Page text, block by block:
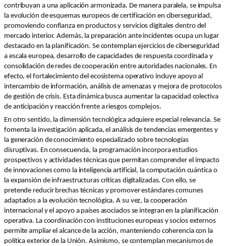
contribuyan a una aplicación armonizada. De manera paralela, se impulsa
la evolución de esquemas europeos de certificación en ciberseguridad,
promoviendo confianza en productos y servicios digitales dentro del
mercado interior. Además, la preparación ante incidentes ocupa un lugar
destacado en la planificación. Se contemplan ejercicios de ciberseguridad
a escala europea, desarrollo de capacidades de respuesta coordinada y
consolidación de redes de cooperación entre autoridades nacionales. En
efecto, el fortalecimiento del ecosistema operativo incluye apoyo al
intercambio de información, análisis de amenazas y mejora de protocolos
de gestión de crisis. Esta dinámica busca aumentar la capacidad colectiva
de anticipación y reacción frente a riesgos complejos.
En otro sentido, la dimensión tecnológica adquiere especial relevancia. Se
fomenta la investigación aplicada, el análisis de tendencias emergentes y
la generación de conocimiento especializado sobre tecnologías
disruptivas. En consecuencia, la programación incorpora estudios
prospectivos y actividades técnicas que permitan comprender el impacto
de innovaciones como la inteligencia artificial, la computación cuántica o
la expansión de infraestructuras críticas digitalizadas. Con ello, se
pretende reducir brechas técnicas y promover estándares comunes
adaptados a la evolución tecnológica. A su vez, la cooperación
internacional y el apoyo a países asociados se integran en la planificación
operativa. La coordinación con instituciones europeas y socios externos
permite ampliar el alcance de la acción, manteniendo coherencia con la
política exterior de la Unión. Asimismo, se contemplan mecanismos de